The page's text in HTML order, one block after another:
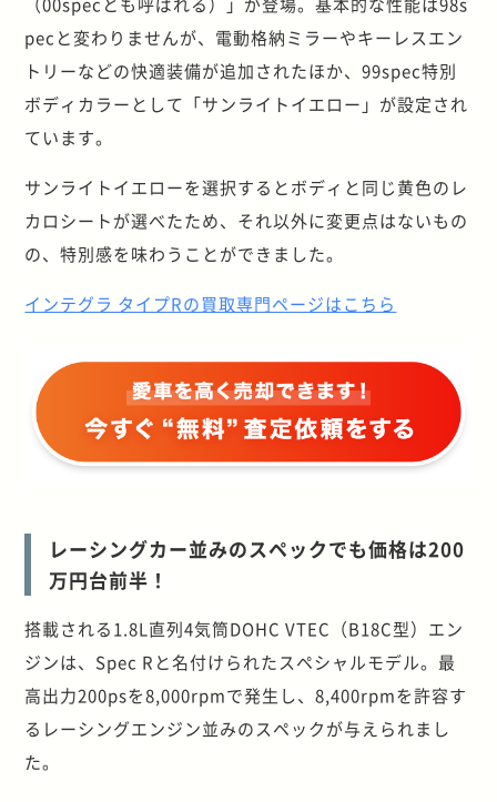
pecと変わりませんが、電動格納ミラーやキーレスエン
トリーなどの快適装備が追加されたほか、99spec特別
ボディカラーとして「サンライトイエロー」が設定され
ています。
サンライトイエローを選択するとボディと同じ黄色のレ
カロシートが選べたため、それ以外に変更点はないもの
の、特別感を味わうことができました。
インテグラ タイプRの買取専門ページはこちら
レーシングカー並みのスペックでも価格は200
万円台前半！
搭載される1.8L直列4気筒DOHC VTEC（B18C型）エン
ジンは、Spec Rと名付けられたスペシャルモデル。最
高出力200psを8,000rpmで発生し、8,400rpmを許容す
るレーシングエンジン並みのスペックが与えられまし
た。